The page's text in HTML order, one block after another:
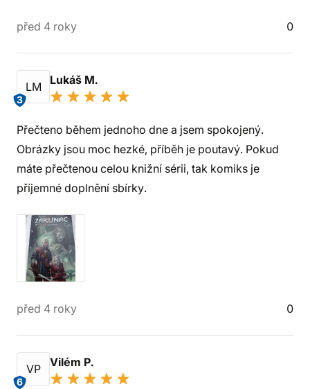
před 4 roky 0
LM
3
Lukáš M.
Přečteno během jednoho dne a jsem spokojený.
Obrázky jsou moc hezké, příběh je poutavý. Pokud
máte přečtenou celou knižní sérii, tak komiks je
příjemné doplnění sbírky.
před 4 roky 0
VP
6
Vilém P.